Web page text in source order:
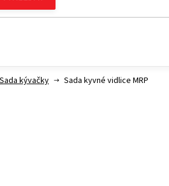
Sada kývačky Sada kyvné vidlice MRP